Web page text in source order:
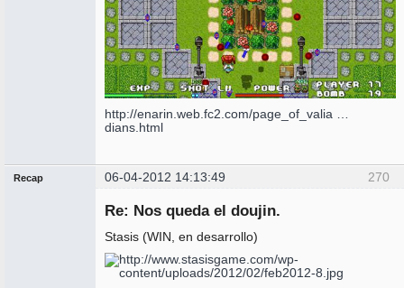
http://enarin.web.fc2.com/page_of_valia …
dians.html
270
Recap 06-04-2012 14:13:49
Re: Nos queda el doujin.
Stasis (WIN, en desarrollo)